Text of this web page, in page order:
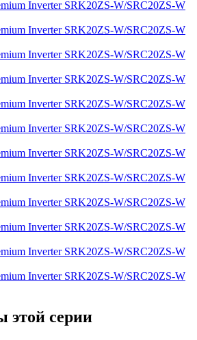
этой серии